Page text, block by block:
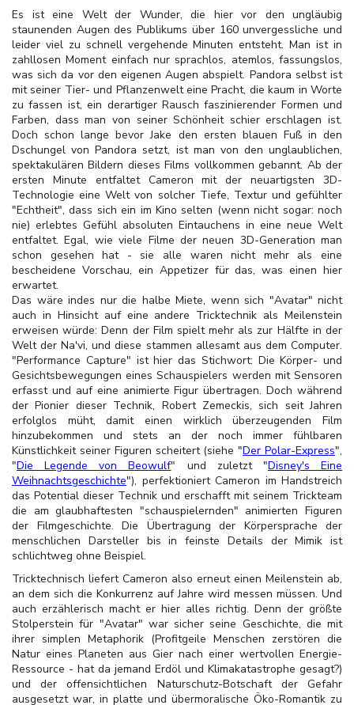
Es ist eine Welt der Wunder, die hier vor den ungläubig
staunenden Augen des Publikums über 160 unvergessliche und
leider viel zu schnell vergehende Minuten entsteht. Man ist in
zahllosen Moment einfach nur sprachlos, atemlos, fassungslos,
was sich da vor den eigenen Augen abspielt. Pandora selbst ist
mit seiner Tier- und Pflanzenwelt eine Pracht, die kaum in Worte
zu fassen ist, ein derartiger Rausch faszinierender Formen und
Farben, dass man von seiner Schönheit schier erschlagen ist.
Doch schon lange bevor Jake den ersten blauen Fuß in den
Dschungel von Pandora setzt, ist man von den unglaublichen,
spektakulären Bildern dieses Films vollkommen gebannt. Ab der
ersten Minute entfaltet Cameron mit der neuartigsten 3D-
Technologie eine Welt von solcher Tiefe, Textur und gefühlter
"Echtheit", dass sich ein im Kino selten (wenn nicht sogar: noch
nie) erlebtes Gefühl absoluten Eintauchens in eine neue Welt
entfaltet. Egal, wie viele Filme der neuen 3D-Generation man
schon gesehen hat - sie alle waren nicht mehr als eine
bescheidene Vorschau, ein Appetizer für das, was einen hier
erwartet.
Das wäre indes nur die halbe Miete, wenn sich "Avatar" nicht
auch in Hinsicht auf eine andere Tricktechnik als Meilenstein
erweisen würde: Denn der Film spielt mehr als zur Hälfte in der
Welt der Na'vi, und diese stammen allesamt aus dem Computer.
"Performance Capture" ist hier das Stichwort: Die Körper- und
Gesichtsbewegungen eines Schauspielers werden mit Sensoren
erfasst und auf eine animierte Figur übertragen. Doch während
der Pionier dieser Technik, Robert Zemeckis, sich seit Jahren
erfolglos müht, damit einen wirklich überzeugenden Film
hinzubekommen und stets an der noch immer fühlbaren
Künstlichkeit seiner Figuren scheitert (siehe "Der Polar-Express",
"Die Legende von Beowulf" und zuletzt "Disney's Eine
Weihnachtsgeschichte"), perfektioniert Cameron im Handstreich
das Potential dieser Technik und erschafft mit seinem Trickteam
die am glaubhaftesten "schauspielernden" animierten Figuren
der Filmgeschichte. Die Übertragung der Körpersprache der
menschlichen Darsteller bis in feinste Details der Mimik ist
schlichtweg ohne Beispiel.
Tricktechnisch liefert Cameron also erneut einen Meilenstein ab,
an dem sich die Konkurrenz auf Jahre wird messen müssen. Und
auch erzählerisch macht er hier alles richtig. Denn der größte
Stolperstein für "Avatar" war sicher seine Geschichte, die mit
ihrer simplen Metaphorik (Profitgeile Menschen zerstören die
Natur eines Planeten aus Gier nach einer wertvollen Energie-
Ressource - hat da jemand Erdöl und Klimakatastrophe gesagt?)
und der offensichtlichen Naturschutz-Botschaft der Gefahr
ausgesetzt war, in platte und übermoralische Öko-Romantik zu